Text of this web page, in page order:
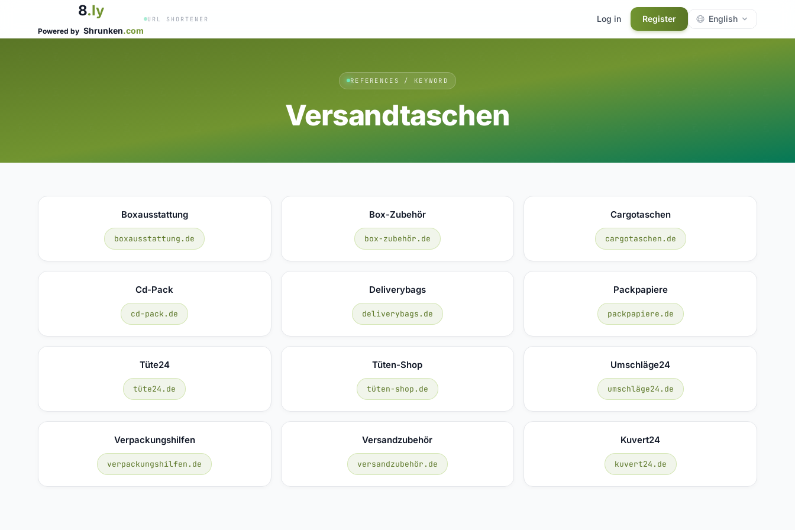
8.ly
Powered by Shrunken.com
URL SHORTENER Log in Register English
REFERENCES / KEYWORD
Versandtaschen
Boxausstattung
boxausstattung.de
Box-Zubehör
box-zubehör.de
Cargotaschen
cargotaschen.de
Cd-Pack
cd-pack.de
Deliverybags
deliverybags.de
Packpapiere
packpapiere.de
Tüte24
tüte24.de
Tüten-Shop
tüten-shop.de
Umschläge24
umschläge24.de
Verpackungshilfen
verpackungshilfen.de
Versandzubehör
versandzubehör.de
Kuvert24
kuvert24.de